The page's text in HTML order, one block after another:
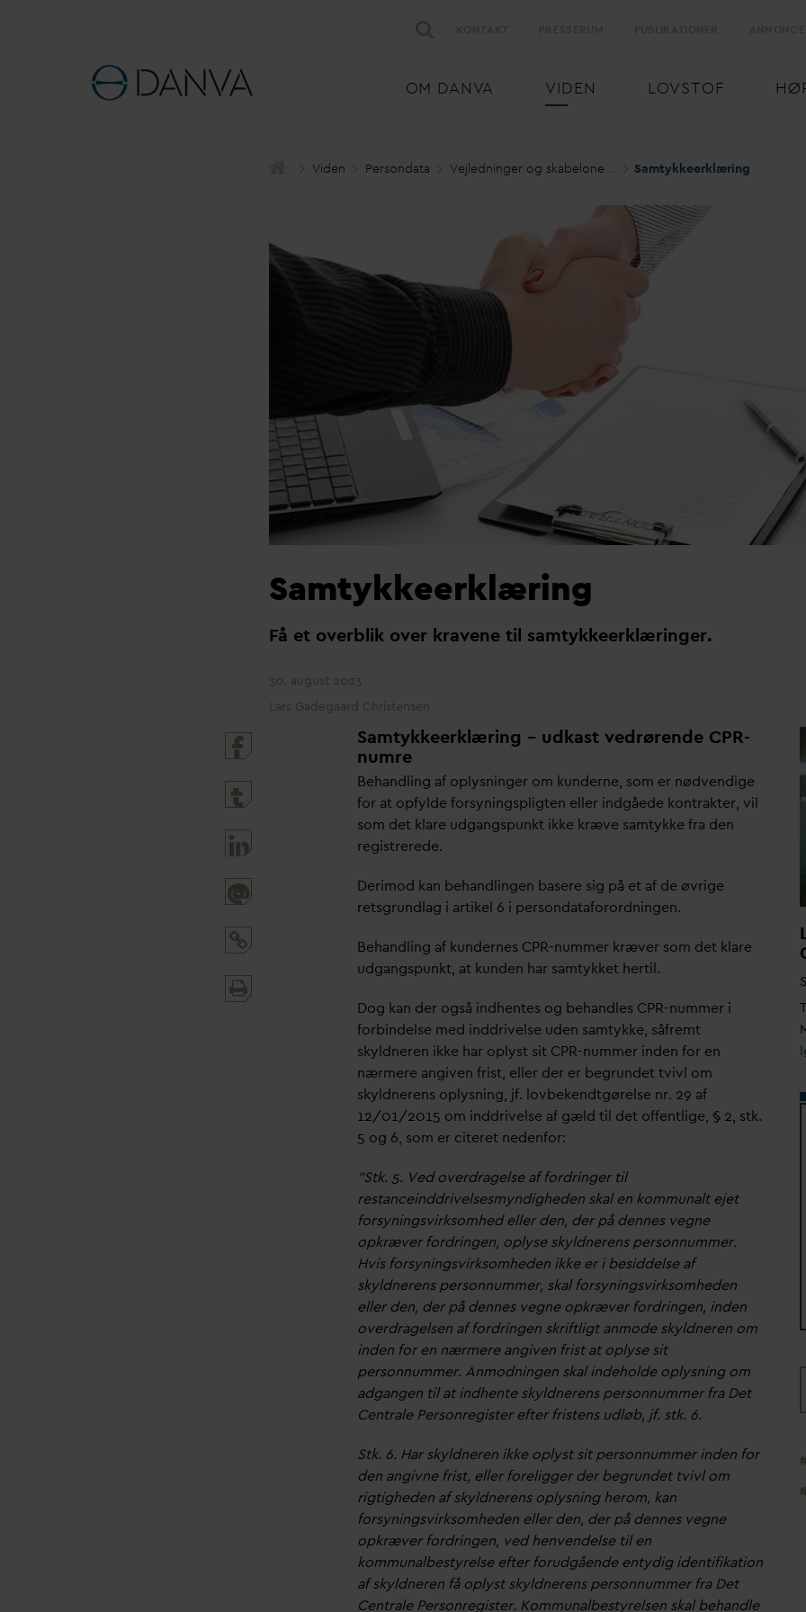
OM DANVA VIDEN LOVSTOF
Viden Persondata Vejledninger og skabeloner fra DANVA
Samtykkeerklæring
Samtykkeerklæring
Få et overblik over kravene til samtykkeerklæringer.
30. august 2023
Lars Gadegaard Christensen
@
Samtykkeerklæring – udkast vedrørende CPR-
numre
Behandling af oplysninger om kunderne, som er nødvendige
for at opfylde forsyningspligten eller indgåede kontrakter, vil
som det klare udgangspunkt ikke kræve samtykke fra den
registrerede.
Derimod kan behandlingen basere sig på et af de øvrige
retsgrundlag i artikel 6 i persondataforordningen.
Behandling af kundernes CPR-nummer kræver som det klare
udgangspunkt, at kunden har samtykket hertil.
Dog kan der også indhentes og behandles CPR-nummer i
forbindelse med inddrivelse uden samtykke, såfremt
skyldneren ikke har oplyst sit CPR-nummer inden for en
nærmere angiven frist, eller der er begrundet tvivl om
skyldnerens oplysning, jf. lovbekendtgørelse nr. 29 af
12/01/2015 om inddrivelse af gæld til det offentlige, § 2, stk.
5 og 6, som er citeret nedenfor:
"Stk. 5. Ved overdragelse af fordringer til
restanceinddrivelsesmyndigheden skal en kommunalt ejet
forsyningsvirksomhed eller den, der på dennes vegne
opkræver fordringen, oplyse skyldnerens personnummer.
Hvis forsyningsvirksomheden ikke er i besiddelse af
skyldnerens personnummer, skal forsyningsvirksomheden
eller den, der på dennes vegne opkræver fordringen, inden
overdragelsen af fordringen skriftligt anmode skyldneren om
inden for en nærmere angiven frist at oplyse sit
personnummer. Anmodningen skal indeholde oplysning om
adgangen til at indhente skyldnerens personnummer fra Det
Centrale Personregister efter fristens udløb, jf. stk. 6.
Stk. 6. Har skyldneren ikke oplyst sit personnummer inden for
den angivne frist, eller foreligger der begrundet tvivl om
rigtigheden af skyldnerens oplysning herom, kan
forsyningsvirksomheden eller den, der på dennes vegne
opkræver fordringen, ved henvendelse til en
kommunalbestyrelse efter forudgående entydig identifikation
af skyldneren få oplyst skyldnerens personnummer fra Det
Centrale Personregister. Kommunalbestyrelsen skal behandle